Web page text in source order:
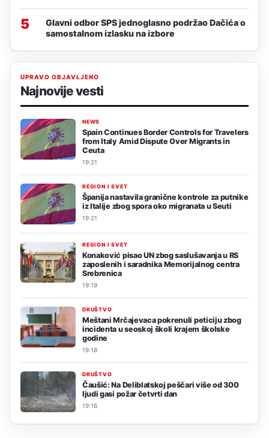
5
Glavni odbor SPS jednoglasno podržao Dačića o
samostalnom izlasku na izbore
UPRAVO OBJAVLJENO
Najnovije vesti
NEWS
Spain Continues Border Controls for Travelers
from Italy Amid Dispute Over Migrants in
Ceuta
19:21
REGION I SVET
Španija nastavila granične kontrole za putnike
iz Italije zbog spora oko migranata u Seuti
19:21
REGION I SVET
Konaković pisao UN zbog saslušavanja u RS
zaposlenih i saradnika Memorijalnog centra
Srebrenica
19:19
DRUŠTVO
Meštani Mrčajevaca pokrenuli peticiju zbog
incidenta u seoskoj školi krajem školske
godine
19:18
DRUŠTVO
Čaušić: Na Deliblatskoj peščari više od 300
ljudi gasi požar četvrti dan
19:16